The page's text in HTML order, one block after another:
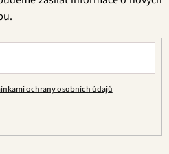
ochrany osobních údajů